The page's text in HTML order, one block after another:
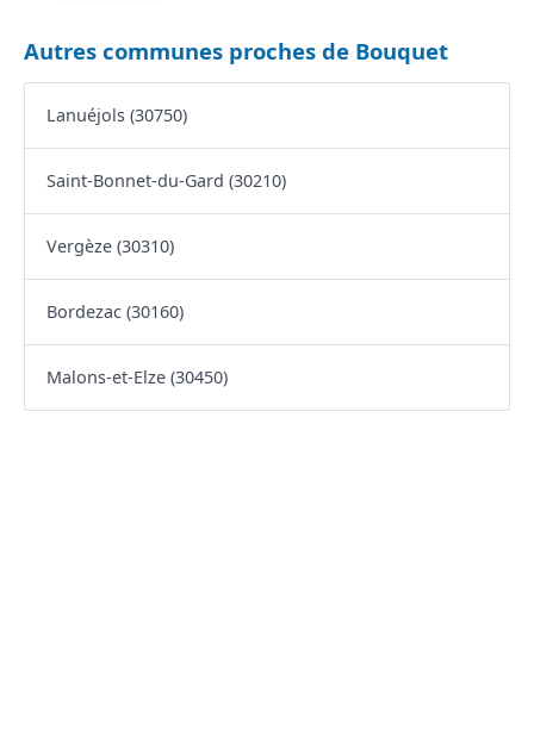
Autres communes proches de Bouquet
Lanuéjols (30750)
Saint-Bonnet-du-Gard (30210)
Vergèze (30310)
Bordezac (30160)
Malons-et-Elze (30450)